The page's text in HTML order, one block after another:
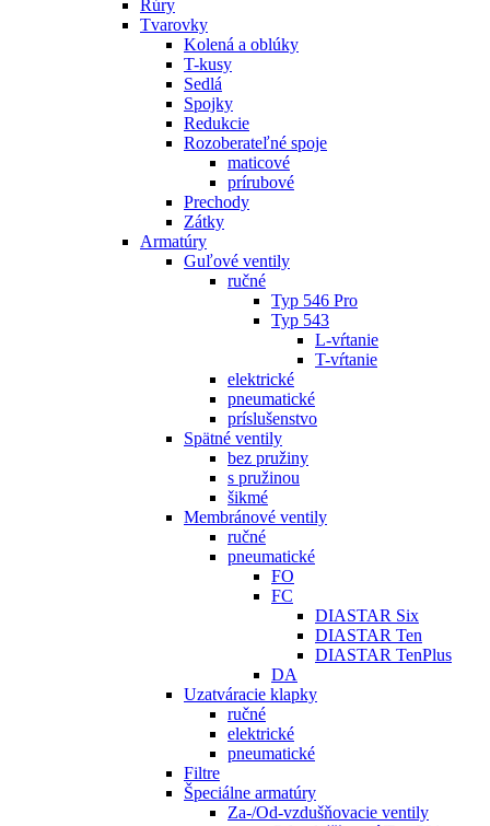
Rúry
Tvarovky
Kolená a oblúky
T-kusy
Sedlá
Spojky
Redukcie
Rozoberateľné spoje
maticové
prírubové
Prechody
Zátky
Armatúry
Guľové ventily
ručné
Typ 546 Pro
Typ 543
L-vŕtanie
T-vŕtanie
elektrické
pneumatické
príslušenstvo
Spätné ventily
bez pružiny
s pružinou
šikmé
Membránové ventily
ručné
pneumatické
FO
FC
DIASTAR Six
DIASTAR Ten
DIASTAR TenPlus
DA
Uzatváracie klapky
ručné
elektrické
pneumatické
Filtre
Špeciálne armatúry
Za-/Od-vzdušňovacie ventily